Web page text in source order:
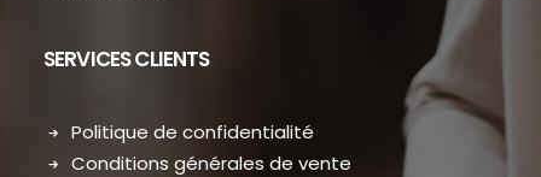
SERVICES CLIENTS
Politique de confidentialité
Conditions générales de vente